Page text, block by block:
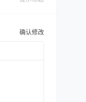
确认修改